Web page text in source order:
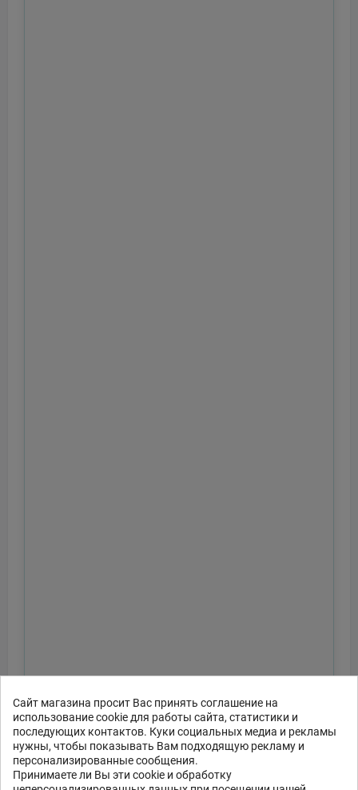
Сайт магазина просит Вас принять соглашение на
использование cookie для работы сайта, статистики и
последующих контактов. Куки социальных медиа и рекламы
нужны, чтобы показывать Вам подходящую рекламу и
персонализированные сообщения.
Принимаете ли Вы эти cookie и обработку